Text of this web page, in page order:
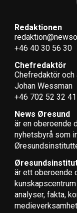
Statsministern
september vart
året
Här kan du läsa
Nästa vecka: Så
LÄS OCKSÅ:
Valrörelsen
det danska valet
Redaktionen
+46 40 30 56 30
Chefredaktör
Chefredaktör och
Johan Wessman
+46 702 52 32 41
News Øresund
är en oberoende
nyhets­byrå som
är ett oberoende
analyser, fakta,